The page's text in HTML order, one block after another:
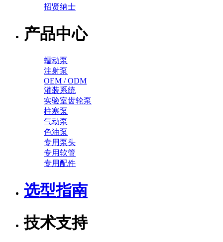
招贤纳士
产品中心
蠕动泵
注射泵
OEM / ODM
灌装系统
实验室齿轮泵
柱塞泵
气动泵
色油泵
专用泵头
专用软管
专用配件
选型指南
技术支持